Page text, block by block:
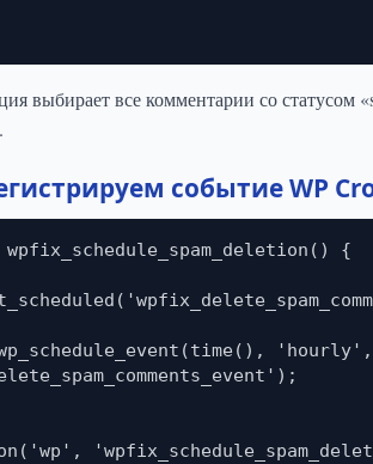
выбирает все комментарии со статусом
событие WP
{